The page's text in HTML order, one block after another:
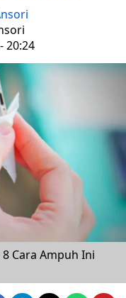
20:24
Cara Ampuh Ini